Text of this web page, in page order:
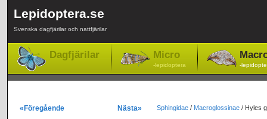
Lepidoptera.se
Svenska dagfjärilar och nattfjärilar
Dagfjärilar Micro
-lepidoptera -
Sphingidae/ Macroglossinae/ Hyles
«Föregående Nästa»